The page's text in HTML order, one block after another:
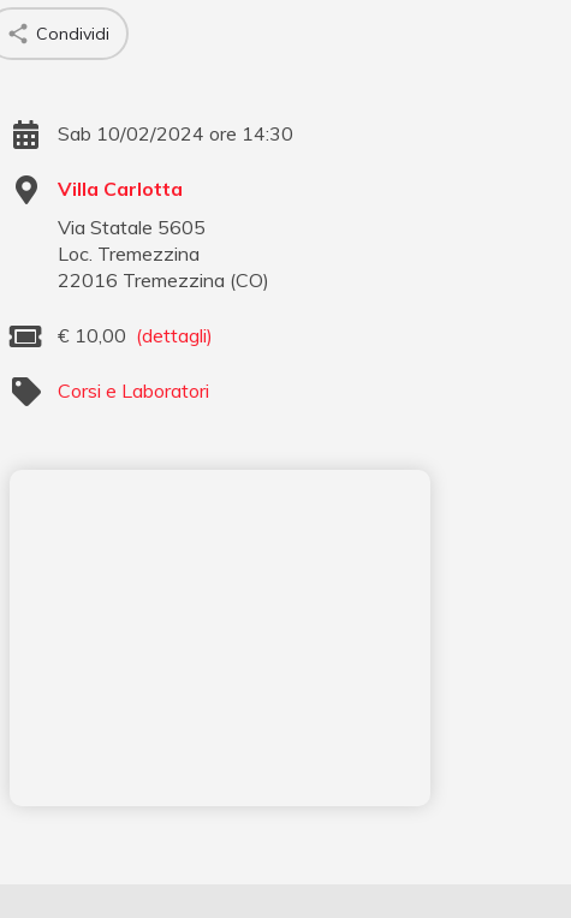
Condividi
Sab 10/02/2024 ore 14:30
Villa Carlotta
Via Statale 5605
Loc. Tremezzina
22016 Tremezzina (CO)
€ 10,00 (dettagli)
Corsi e Laboratori